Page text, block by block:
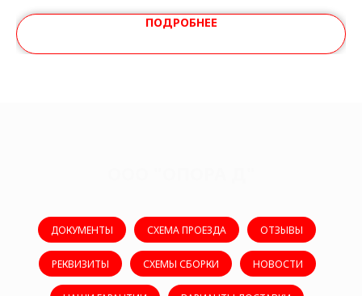
ПОДРОБНЕЕ
ДОКУМЕНТЫ СХЕМА ПРОЕЗДА ОТЗЫВЫ
РЕКВИЗИТЫ СХЕМЫ СБОРКИ НОВОСТИ